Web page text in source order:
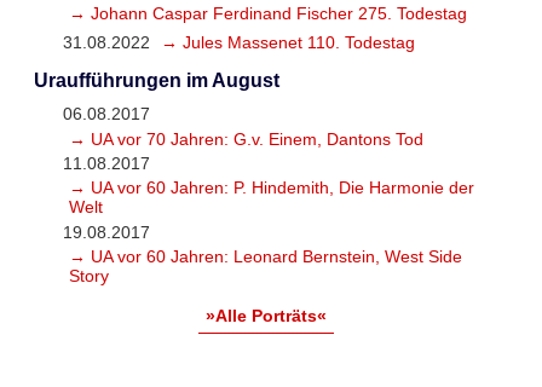
→ Johann Caspar Ferdinand Fischer 275. Todestag
31.08.2022
→ Jules Massenet 110. Todestag
Uraufführungen im August
06.08.2017
→ UA vor 70 Jahren: G.v. Einem, Dantons Tod
11.08.2017
→ UA vor 60 Jahren: P. Hindemith, Die Harmonie der
Welt
19.08.2017
→ UA vor 60 Jahren: Leonard Bernstein, West Side
Story
»Alle Porträts«